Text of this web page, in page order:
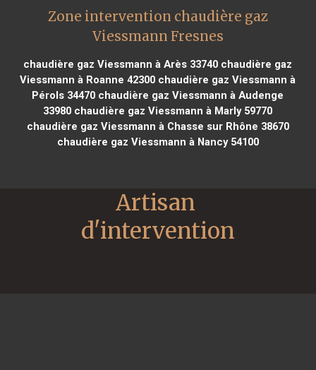
Zone intervention chaudière gaz
Viessmann Fresnes
chaudière gaz Viessmann à Arès 33740 chaudière gaz
Viessmann à Roanne 42300 chaudière gaz Viessmann à
Pérols 34470 chaudière gaz Viessmann à Audenge
33980 chaudière gaz Viessmann à Marly 59770
chaudière gaz Viessmann à Chasse sur Rhône 38670
chaudière gaz Viessmann à Nancy 54100
Artisan
d'intervention